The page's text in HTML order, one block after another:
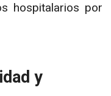
hospitalarios por
y